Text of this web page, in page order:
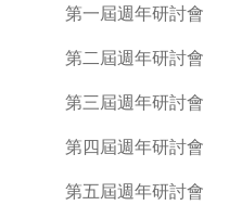
第一屆週年研討會
第二屆週年研討會
第三屆週年研討會
第四屆週年研討會
第五屆週年研討會